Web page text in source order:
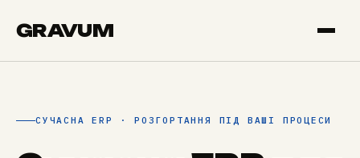
GRAVUM
СУЧАСНА ERP · РОЗГОРТАННЯ ПІД ВАШІ ПРОЦЕСИ